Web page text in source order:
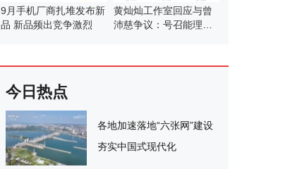
9月手机厂商扎堆发布新
品 新品频出竞争激烈
黄灿灿工作室回应与曾
沛慈争议：号召能理智
今日热点
各地加速落地“六张网”建设
夯实中国式现代化